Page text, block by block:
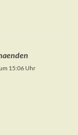
15:06 Uhr